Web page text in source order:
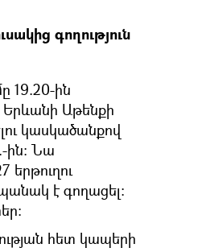
գողություն
19.20-ին
Երևանի Աթենքի
կասկածանքով
ին։ Նա
երթուղու
է գողացել։
հետ կապերի